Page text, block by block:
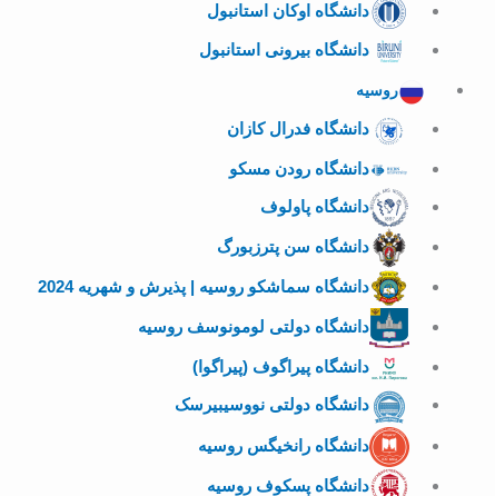
دانشگاه اوکان استانبول
دانشگاه بیرونی استانبول
روسیه
دانشگاه فدرال کازان
دانشگاه رودن مسکو
دانشگاه پاولوف
دانشگاه سن پترزبورگ
دانشگاه سماشکو روسیه | پذیرش و شهریه 2024
دانشگاه دولتی لومونوسف روسیه
دانشگاه پیراگوف (پیراگوا)
دانشگاه دولتی نووسیبیرسک
دانشگاه رانخیگس روسیه
دانشگاه پسکوف روسیه